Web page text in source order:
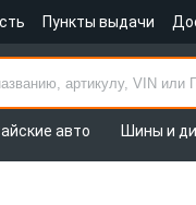
Пункты выдачи
авто Шины и